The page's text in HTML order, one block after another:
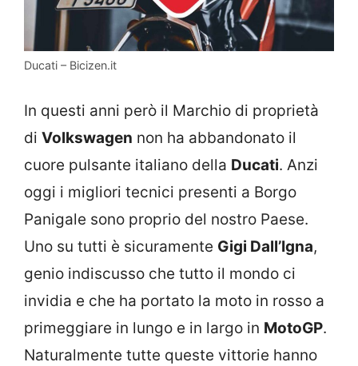
Ducati – Bicizen.it
In questi anni però il Marchio di proprietà
di Volkswagen non ha abbandonato il
cuore pulsante italiano della Ducati. Anzi
oggi i migliori tecnici presenti a Borgo
Panigale sono proprio del nostro Paese.
Uno su tutti è sicuramente Gigi Dall’Igna,
genio indiscusso che tutto il mondo ci
invidia e che ha portato la moto in rosso a
primeggiare in lungo e in largo in MotoGP.
Naturalmente tutte queste vittorie hanno